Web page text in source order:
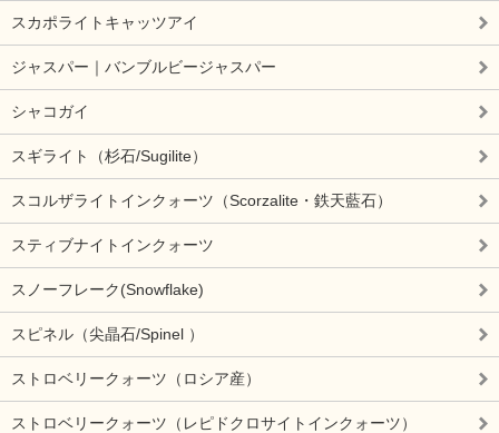
スカポライトキャッツアイ
ジャスパー｜バンブルビージャスパー
シャコガイ
スギライト（杉石/Sugilite）
スコルザライトインクォーツ（Scorzalite・鉄天藍石）
スティブナイトインクォーツ
スノーフレーク(Snowflake)
スピネル（尖晶石/Spinel ）
ストロベリークォーツ（ロシア産）
ストロベリークォーツ（レピドクロサイトインクォーツ）